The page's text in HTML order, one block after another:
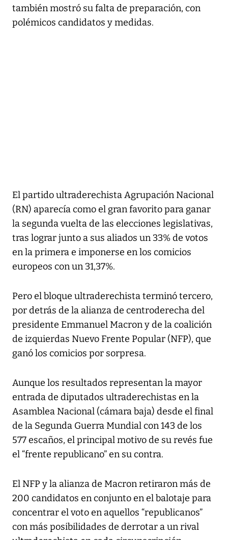
también mostró su falta de preparación, con
polémicos candidatos y medidas.
El partido ultraderechista Agrupación Nacional
(RN) aparecía como el gran favorito para ganar
la segunda vuelta de las elecciones legislativas,
tras lograr junto a sus aliados un 33% de votos
en la primera e imponerse en los comicios
europeos con un 31,37%.
Pero el bloque ultraderechista terminó tercero,
por detrás de la alianza de centroderecha del
presidente Emmanuel Macron y de la coalición
de izquierdas Nuevo Frente Popular (NFP), que
ganó los comicios por sorpresa.
Aunque los resultados representan la mayor
entrada de diputados ultraderechistas en la
Asamblea Nacional (cámara baja) desde el final
de la Segunda Guerra Mundial con 143 de los
577 escaños, el principal motivo de su revés fue
el “frente republicano” en su contra.
El NFP y la alianza de Macron retiraron más de
200 candidatos en conjunto en el balotaje para
concentrar el voto en aquellos “republicanos”
con más posibilidades de derrotar a un rival